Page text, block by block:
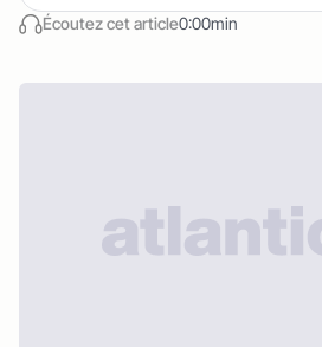
Écoutez cet article0:00min